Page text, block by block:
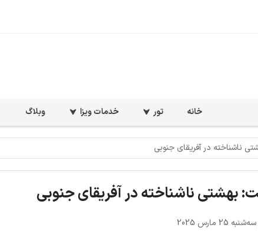
خانه تور خدمات ویزا وبلاگ
ناشناخته در آفریقای جنوبی
بهشتی ناشناخته در آفریقای جنوبی
25 مارس 2025